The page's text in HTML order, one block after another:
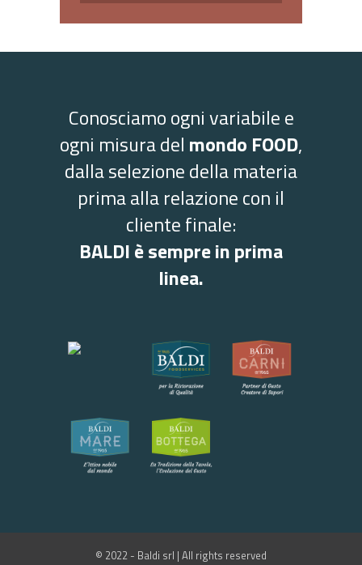
Conosciamo ogni variabile e
ogni misura del mondo FOOD,
dalla selezione della materia
prima alla relazione con il
cliente finale:
BALDI è sempre in prima
linea.
© 2022 - Baldi srl | All rights reserved